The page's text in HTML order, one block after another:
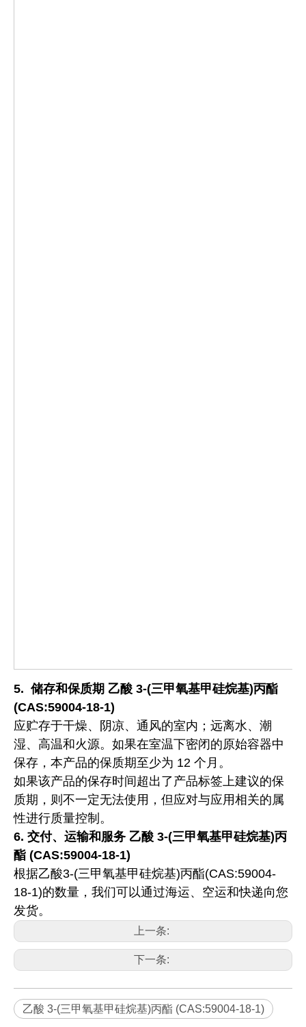
5. 储存和保质期 乙酸 3-(三甲氧基甲硅烷基)丙酯
(CAS:59004-18-1)
应贮存于干燥、阴凉、通风的室内；远离水、潮
湿、高温和火源。如果在室温下密闭的原始容器中
保存，本产品的保质期至少为 12 个月。
如果该产品的保存时间超出了产品标签上建议的保
质期，则不一定无法使用，但应对与应用相关的属
性进行质量控制。
6. 交付、运输和服务 乙酸 3-(三甲氧基甲硅烷基)丙
酯 (CAS:59004-18-1)
根据乙酸3-(三甲氧基甲硅烷基)丙酯(CAS:59004-
18-1)的数量，我们可以通过海运、空运和快递向您
发货。
上一条:
下一条:
乙酸 3-(三甲氧基甲硅烷基)丙酯 (CAS:59004-18-1)